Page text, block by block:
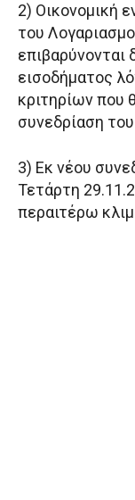
2) Οικονομική
του
εισοδήματος
κριτηρίων που
συνεδρίαση
3) Εκ νέου
Τετάρτη
περαιτέρω